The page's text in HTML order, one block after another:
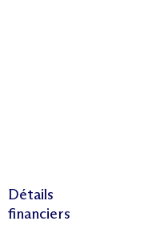
Détails
financiers